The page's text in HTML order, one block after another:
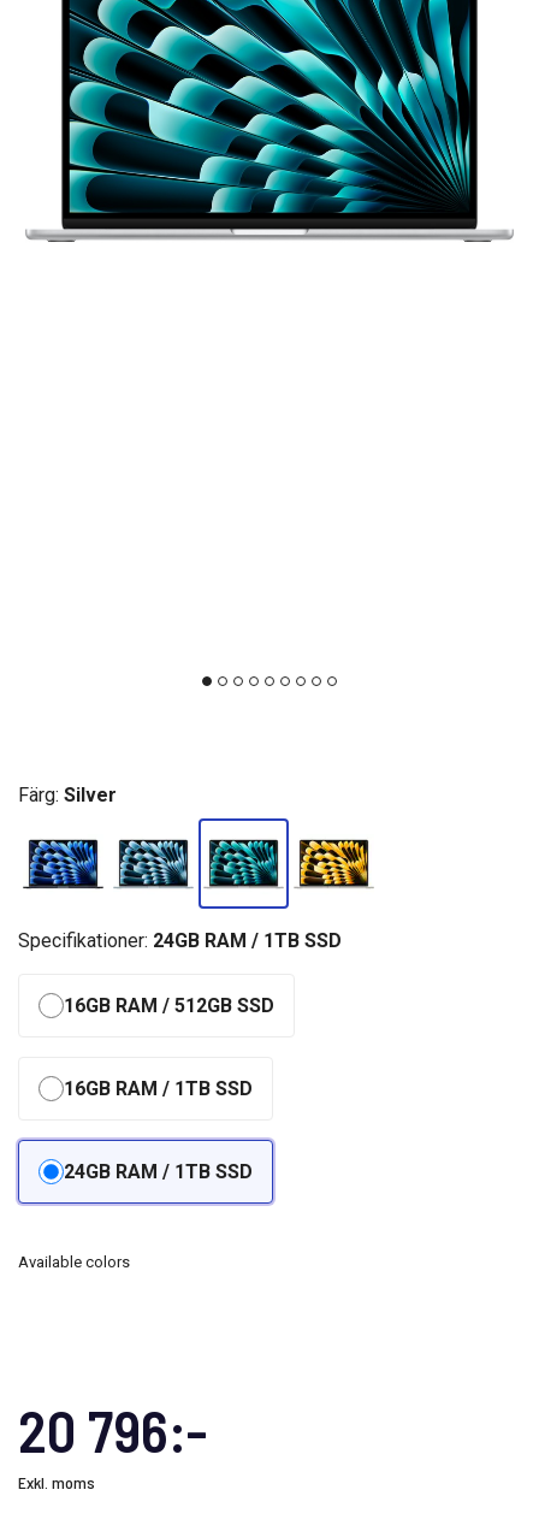
20 796:-
Exkl. moms
Färg: Silver
Specifikationer: 24GB RAM / 1TB SSD
16GB RAM / 512GB SSD
16GB RAM / 1TB SSD
24GB RAM / 1TB SSD
Available colors